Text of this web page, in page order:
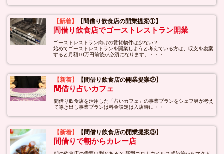
【新着】 【間借り飲食店の開業提案①】
間借り飲食店でゴーストレストラン開業
ゴーストレストラン向けの賃貸物件は少ない？
始めてゴーストレストランを開業しようと考えている方は、収支を勘案
すると月額10万円前後が必須になります。・・・
【新着】 【間借り飲食店の開業提案②】
間借り占いカフェ
間借り飲食店を活用した「占いカフェ」の事業プランをシェフ男が考え
て導き出し事業プランは料金設定は入店時に・・
【新着】 【間借り飲食店の開業提案③】
間借りで朝からカレー店